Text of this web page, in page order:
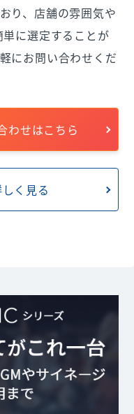
り、店舗の雰囲気や
に選定することが
にお問い合わせくだ
わせはこちら
く見る